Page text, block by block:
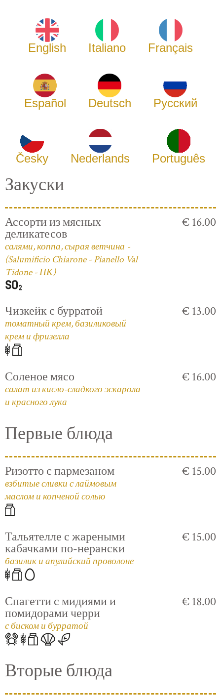
English Italiano Français
Español Deutsch Русский
Česky Nederlands Português
Закуски
Ассорти из мясных
деликатесов
салями, коппа, сырая ветчина -
(Salumificio Chiarone - Pianello Val
Tidone - ПК)
€ 16.00
Чизкейк с бурратой
томатный крем, базиликовый
крем и фризелла
€ 13.00
Соленое мясо
салат из кисло-сладкого эскарола
и красного лука
€ 16.00
Первые блюда
Ризотто с пармезаном
взбитые сливки с лаймовым
маслом и копченой солью
€ 15.00
Тальятелле с жареными
кабачками по-нерански
базилик и апулийский проволоне
€ 15.00
Спагетти с мидиями и
помидорами черри
с биском и бурратой
€ 18.00
Вторые блюда